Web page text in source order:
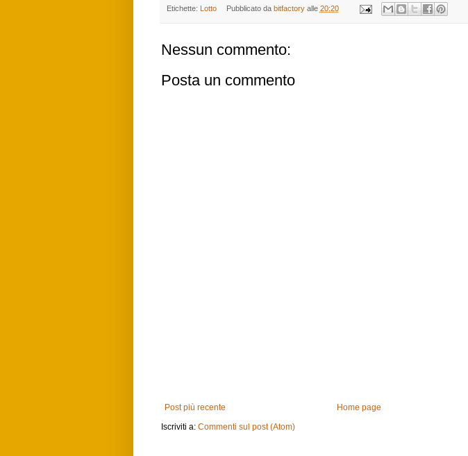
Etichette: Lotto Pubblicato da bitfactory alle 20:20
Nessun commento:
Posta un commento
Post più recente
Home page
Iscriviti a: Commenti sul post (Atom)